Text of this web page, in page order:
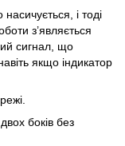
і тоді
з’являється
сигнал, що
якщо індикатор
боків без